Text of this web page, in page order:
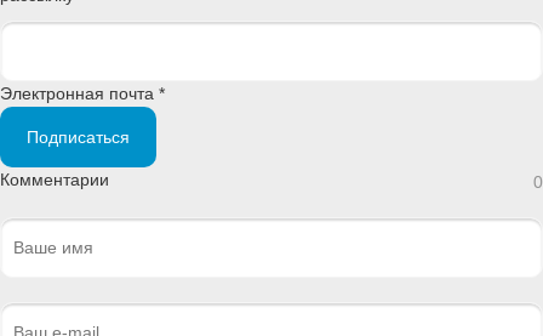
Электронная почта *
Подписаться
Комментарии 0